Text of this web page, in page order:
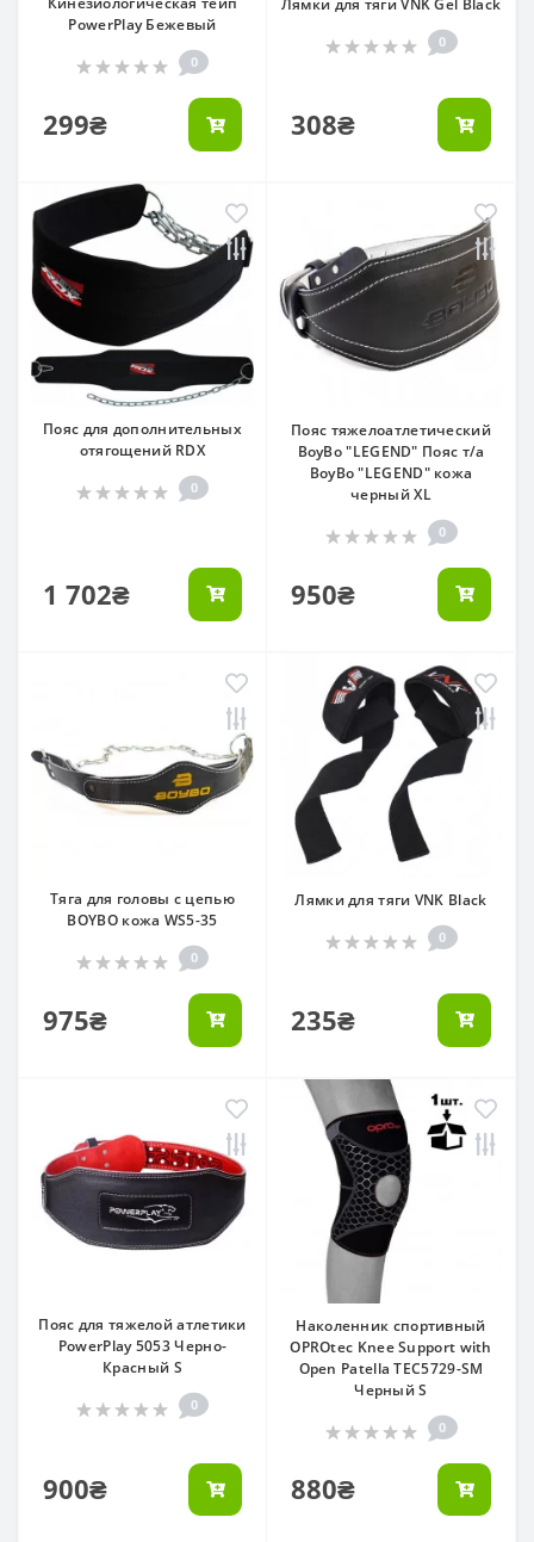
PowerPlay Бежевый
0
299₴
Лямки для тяги VNK Gel Black
0
308₴
Пояс для дополнительных
отягощений RDX
0
1 702₴
Пояс тяжелоатлетический
BoyBo "LEGEND" Пояс т/а
BoyBo "LEGEND" кожа
черный XL
0
950₴
Тяга для головы с цепью
BOYBO кожа WS5-35
0
975₴
Лямки для тяги VNK Black
0
235₴
Пояс для тяжелой атлетики
PowerPlay 5053 Черно-
Красный S
0
900₴
Наколенник спортивный
OPROtec Knee Support with
Open Patella TEC5729-SM
Черный S
0
880₴